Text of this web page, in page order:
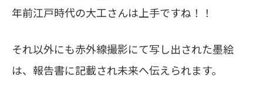
年前江戸時代の大工さんは上手ですね！！
それ以外にも赤外線撮影にて写し出された墨絵
は、報告書に記載され未来へ伝えられます。